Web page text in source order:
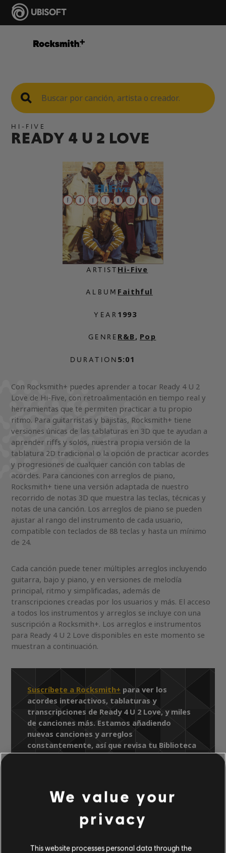
HI-FIVE
READY 4 U 2 LOVE
ARTIST
ALBUM
YEAR
GENRE
DURATION
Hi-Five
Faithful
1993
R&B, Pop
5:01
Con Rocksmith+ puedes aprender a tocar Ready 4 U 2
Love de Hi-Five, con retroalimentación en tiempo real y
herramientas que te permiten practicar a tu propio
ritmo. Para guitarristas y bajistas, Rocksmith+ tiene
versiones únicas de las tablaturas en 3D que te ayudan a
aprender riffs y solos, nuestra propia versión de la
tablatura 2D tradicional o la opción de practicar acordes
y progresiones de cualquier canción con tablas de
acordes. Para canciones con arreglos de piano,
Rocksmith+ tiene una versión adaptada de nuestro
recorrido de notas 3D que muestra las teclas, técnicas y
notas de una canción. Los arreglos de piano se pueden
ajustar al rango del instrumento de cada usuario,
compatible con teclados de 88 teclas y hasta un mínimo
de 24.
Cada canción puede tener múltiples arreglos incluyendo
guitarra, bajo y piano, y en versiones de melodía
principal, ritmo y simplificadas, además de
transcripciones creadas por los usuarios y más. El acceso
a todos los instrumentos y arreglos se incluye con una
suscripción a Rocksmith+. Los arreglos e instrumentos
para Ready 4 U 2 Love disponibles en este momento se
muestran a continuación.
Suscríbete a Rocksmith+ para ver los
acordes interactivos, tablaturas y
transcripciones de Ready 4 U 2 Love, y miles
de canciones más. Estamos añadiendo
nuevas canciones y arreglos
constantemente, así que revisa tu Biblioteca
de canciones para ver las últimas novedades.
Biblioteca de canciones
Faithful
We value your
privacy
This website processes personal data through the